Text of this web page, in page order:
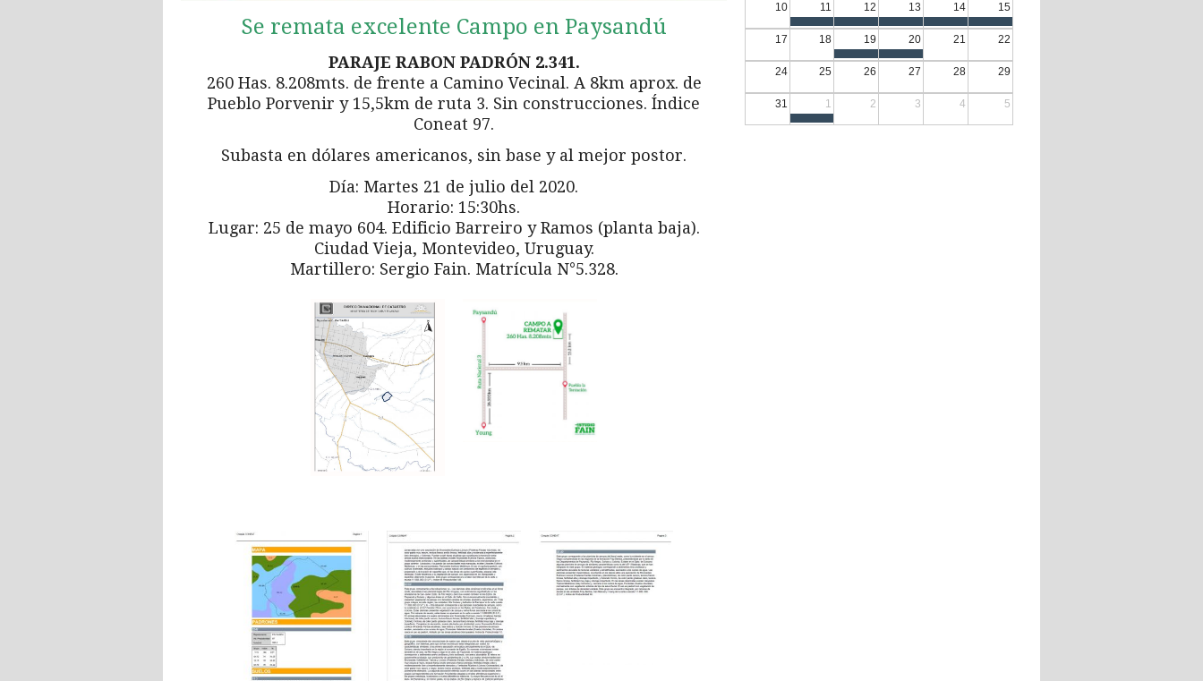
Se remata excelente Campo en Paysandú
PARAJE RABON PADRÓN 2.341.
260 Has. 8.208mts. de frente a Camino Vecinal. A 8km aprox. de
Pueblo Porvenir y 15,5km de ruta 3. Sin construcciones. Índice
Coneat 97.
Subasta en dólares americanos, sin base y al mejor postor.
Día: Martes 21 de julio del 2020.
Horario: 15:30hs.
Lugar: 25 de mayo 604. Edificio Barreiro y Ramos (planta baja).
Ciudad Vieja, Montevideo, Uruguay.
Martillero: Sergio Fain. Matrícula N°5.328.
10 11 12 13 14 15
17 18 19 20 21 22
24 25 26 27 28 29
31 1 2 3 4 5